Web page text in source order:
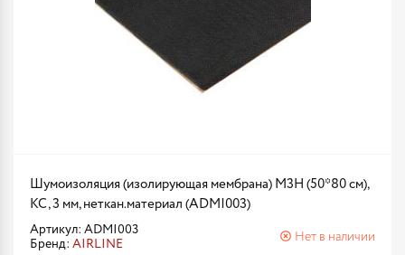
Шумоизоляция (изолирующая мембрана) М3Н (50*80 см),
КС, 3 мм, неткан.материал (ADMI003)
Артикул: ADMI003
Бренд: AIRLINE
Нет в наличии